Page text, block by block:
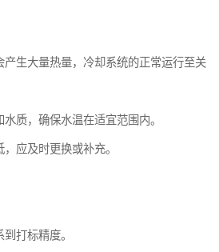
生大量热量，冷却系统的正常运行至关
质，确保水温在适宜范围内。
应及时更换或补充。
打标精度。